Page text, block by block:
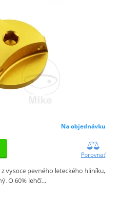
Na objednávku
Porovnať
vysoce pevného leteckého hliníku,
O 60% lehčí…